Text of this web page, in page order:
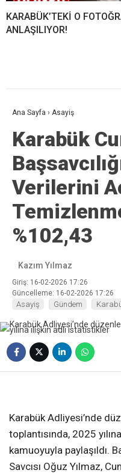
KARABÜK’TEKİ O
ANLAŞILIYOR!
Ana Sayfa › Asayiş
Karabük
Verilerini
%102,43
Kazım Yılmaz
Giriş: 16-02-2026 17:26
Güncelleme: 16-02-2026 17:26
Asayiş Gündem
Karabük Adliyesi’nde
toplantısında, 2025
kamuoyuyla paylaşıldı.
Savcısı Oğuz Yılmaz,